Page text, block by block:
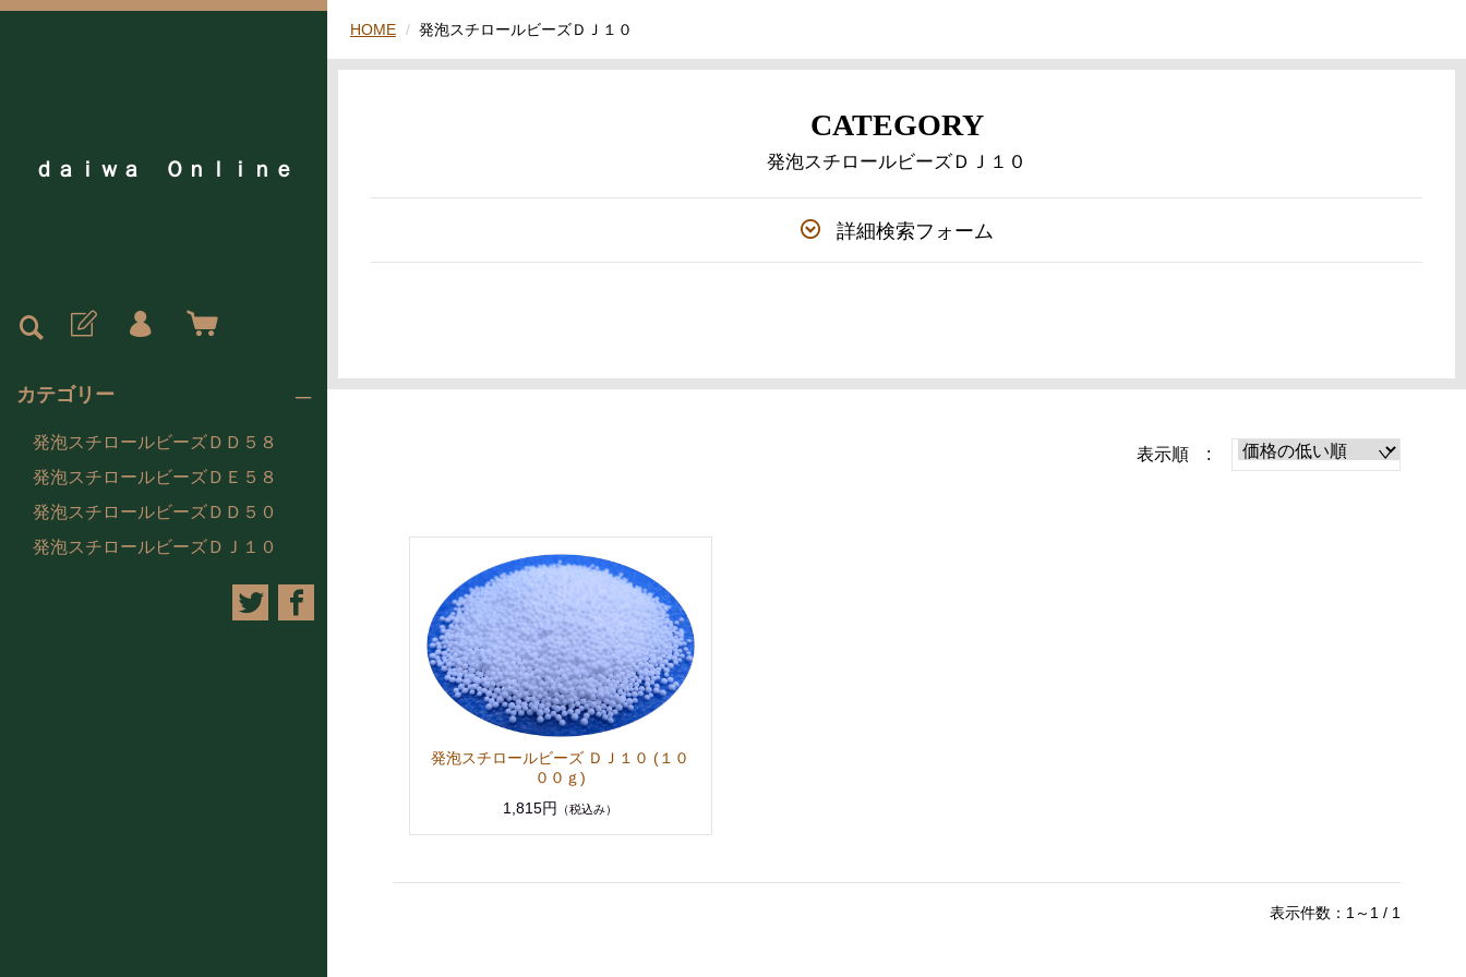
ｄａｉｗａ Ｏｎｌｉｎｅ
カテゴリー
発泡スチロールビーズＤＤ５８
発泡スチロールビーズＤＥ５８
発泡スチロールビーズＤＤ５０
発泡スチロールビーズＤＪ１０
HOME 発泡スチロールビーズＤＪ１０
CATEGORY
発泡スチロールビーズＤＪ１０
詳細検索フォーム
表示順 :
発泡スチロールビーズ ＤＪ１０ (１０
００ｇ)
1,815円
（税込み）
表示件数：1～1 / 1